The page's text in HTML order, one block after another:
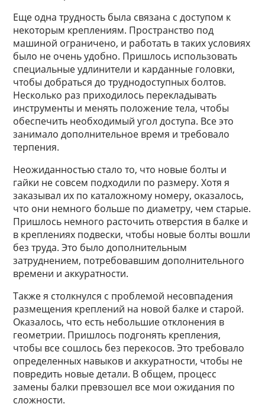
Еще одна трудность была связана с доступом к
некоторым креплениям. Пространство под
машиной ограничено, и работать в таких условиях
было не очень удобно. Пришлось использовать
специальные удлинители и карданные головки,
чтобы добраться до труднодоступных болтов.
Несколько раз приходилось перекладывать
инструменты и менять положение тела, чтобы
обеспечить необходимый угол доступа. Все это
занимало дополнительное время и требовало
терпения.
Неожиданностью стало то, что новые болты и
гайки не совсем подходили по размеру. Хотя я
заказывал их по каталожному номеру, оказалось,
что они немного больше по диаметру, чем старые.
Пришлось немного расточить отверстия в балке и
в креплениях подвески, чтобы новые болты вошли
без труда. Это было дополнительным
затруднением, потребовавшим дополнительного
времени и аккуратности.
Также я столкнулся с проблемой несовпадения
размещения креплений на новой балке и старой.
Оказалось, что есть небольшие отклонения в
геометрии. Пришлось подгонять крепления,
чтобы все сошлось без перекосов. Это требовало
определенных навыков и аккуратности, чтобы не
повредить новые детали. В общем, процесс
замены балки превзошел все мои ожидания по
сложности.